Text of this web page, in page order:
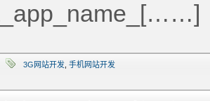
3G网站开发 手机网站开发